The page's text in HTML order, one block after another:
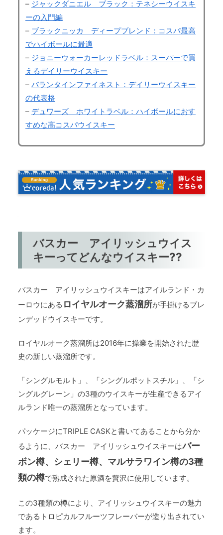
– ジャックダニエル ブラック：テネシーウイスキ
ーの入門編
– ブラックニッカ ディープブレンド：コスパ最高
でハイボールに最適
– ジョニーウォーカーレッドラベル：スーパーで買
えるデイリーウイスキー
– バランタインファイネスト：デイリーウイスキー
の代表格
– デュワーズ ホワイトラベル：ハイボールにおす
すめな高コスパウイスキー
バスカー アイリッシュウイス
キーってどんなウイスキー??
バスカー アイリッシュウイスキーはアイルランド・カ
ーロウにある ロイヤルオーク蒸溜所が手掛けるブレ
ンデッドウイスキーです。
ロイヤルオーク蒸溜所は2016年に操業を開始された歴
史の新しい蒸溜所です。
「シングルモルト」、「シングルポットスチル」、「シ
ングルグレーン」の3種のウイスキーが生産できるアイ
ルランド唯一の蒸溜所となっています。
パッケージにTRIPLE CASKと書いてあることから分か
るように、バスカー アイリッシュウイスキーはバー
ボン樽、シェリー樽、マルサラワイン樽の3種
類の樽で熟成された原酒を贅沢に使用しています。
この3種類の樽により、アイリッシュウイスキーの魅力
であるトロピカルフルーツフレーバーが造り出されてい
ます。